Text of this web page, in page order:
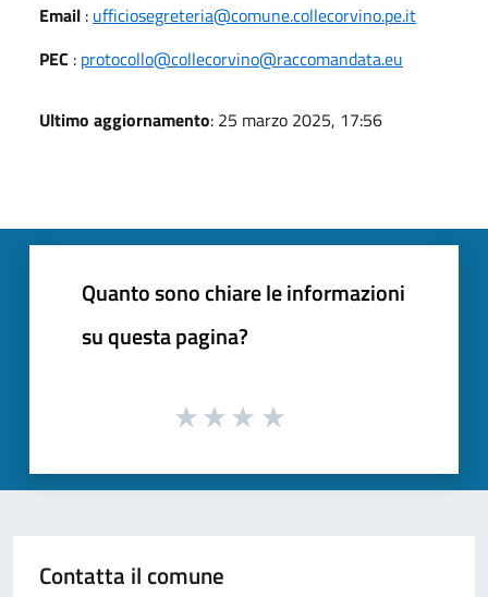
Email : ufficiosegreteria@comune.collecorvino.pe.it
PEC : protocollo@collecorvino@raccomandata.eu
Ultimo aggiornamento: 25 marzo 2025, 17:56
Quanto sono chiare le informazioni
su questa pagina?
Contatta il comune